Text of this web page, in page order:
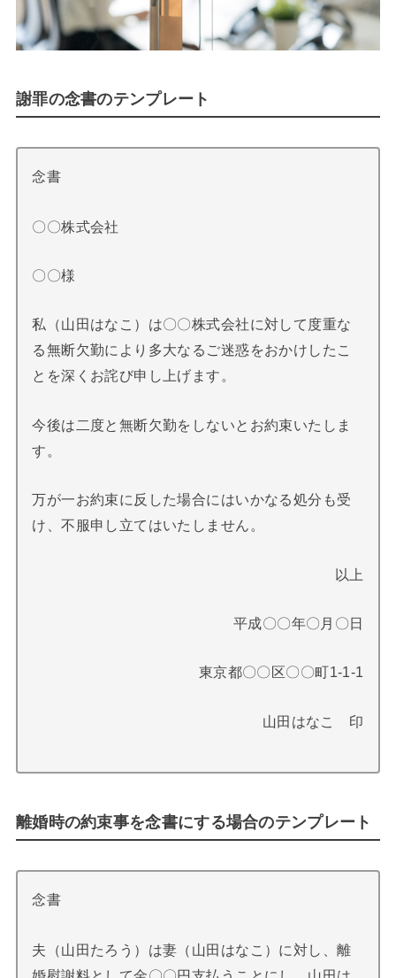
謝罪の念書のテンプレート
念書
〇〇株式会社
〇〇様
私（山田はなこ）は〇〇株式会社に対して度重な
る無断欠勤により多大なるご迷惑をおかけしたこ
とを深くお詫び申し上げます。
今後は二度と無断欠勤をしないとお約束いたしま
す。
万が一お約束に反した場合にはいかなる処分も受
け、不服申し立てはいたしません。
以上
平成〇〇年〇月〇日
東京都〇〇区〇〇町1-1-1
山田はなこ 印
離婚時の約束事を念書にする場合のテンプレート
念書
夫（山田たろう）は妻（山田はなこ）に対し、離